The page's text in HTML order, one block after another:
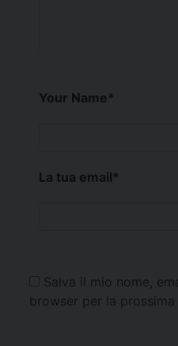
Your Name*
La tua email*
Salva il mio nome,
browser per la